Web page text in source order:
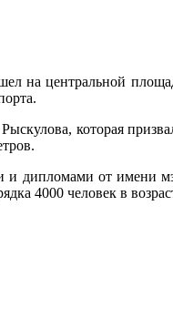
на центральной
которая
от имени
4000 человек в